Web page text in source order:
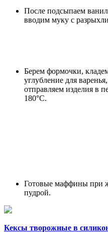
После подсыпаем
вводим муку с
Берем формочки,
углубление для
отправляем изделия в
180°С.
Готовые маффины при
пудрой.
Кексы творожные в